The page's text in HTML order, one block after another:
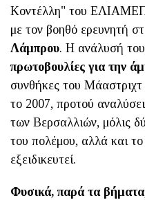
Κοντέλλη" του
με τον βοηθό ερευνητή
Λάμπρου. Η ανάλυσή
πρωτοβουλίες για την
συνθήκες του
το 2007, προτού
των Βερσαλλιών, μόλις
του πολέμου, αλλά και
εξειδικευτεί.
Φυσικά, παρά τα